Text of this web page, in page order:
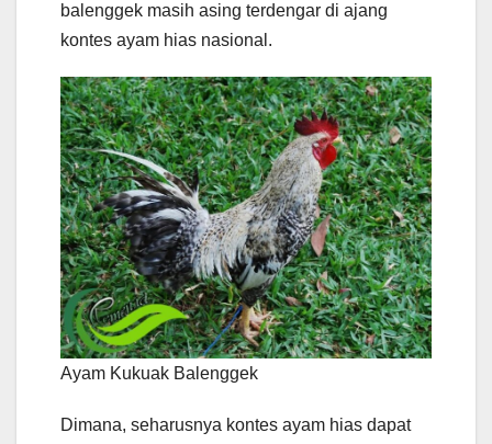
balenggek masih asing terdengar di ajang
kontes ayam hias nasional.
Ayam Kukuak Balenggek
Dimana, seharusnya kontes ayam hias dapat